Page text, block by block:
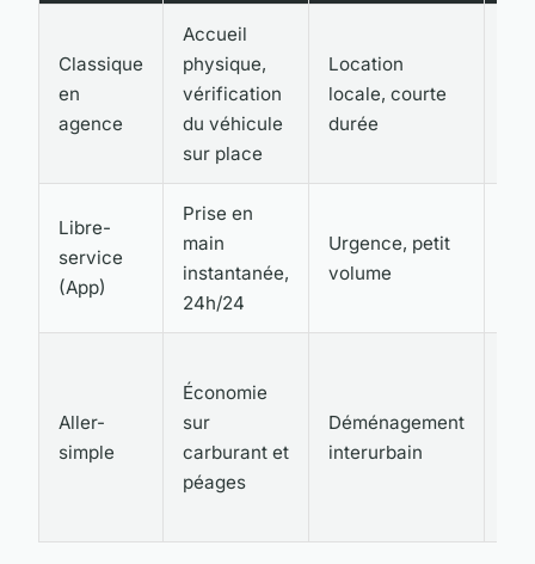
Classique
en
agence
Accueil
physique,
vérification
du véhicule
sur place
Location
locale, courte
durée
Libre-
service
(App)
Prise en
main
instantanée,
24h/24
Urgence, petit
volume
Aller-
simple
Économie
sur
carburant et
péages
Déménagement
interurbain